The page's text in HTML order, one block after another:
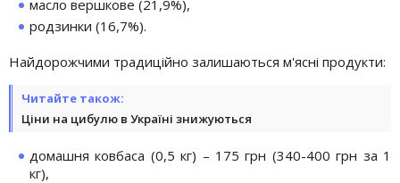
масло вершкове (21,9%),
родзинки (16,7%).
Найдорожчими традиційно залишаються м'ясні продукти:
Читайте також:
Ціни на цибулю в Україні знижуються
домашня ковбаса (0,5 кг) – 175 грн (340-400 грн за 1
кг),